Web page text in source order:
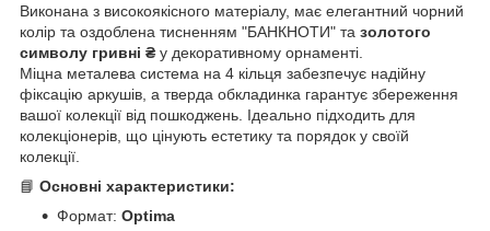
Виконана з високоякісного матеріалу, має елегантний чорний
колір та оздоблена тисненням "БАНКНОТИ" та золотого
символу гривні ₴ у декоративному орнаменті.
Міцна металева система на 4 кільця забезпечує надійну
фіксацію аркушів, а тверда обкладинка гарантує збереження
вашої колекції від пошкоджень. Ідеально підходить для
колекціонерів, що цінують естетику та порядок у своїй
колекції.
📘 Основні характеристики:
Формат: Optima